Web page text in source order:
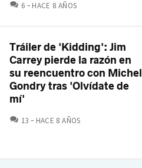
6 COMENTARIOS
HACE 8 AÑOS
Tráiler de 'Kidding': Jim
Carrey pierde la razón en
su reencuentro con Michel
Gondry tras 'Olvídate de
mí'
13 COMENTARIOS
HACE 8 AÑOS